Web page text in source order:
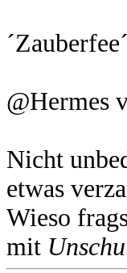
´Zauberfee´
@Hermes
Nicht
etwas
Wieso
mit